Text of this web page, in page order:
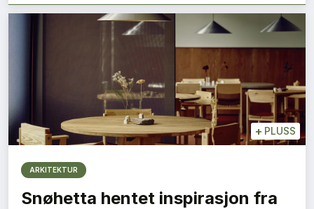
SE BLADARKIV
+ PLUSS
ARKITEKTUR
Snøhetta hentet inspirasjon fra